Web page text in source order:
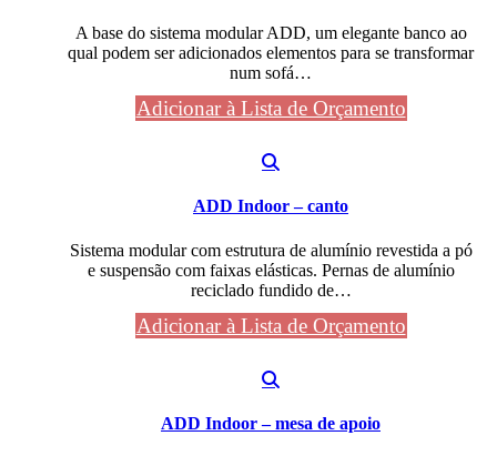
A base do sistema modular ADD, um elegante banco ao
qual podem ser adicionados elementos para se transformar
num sofá…
Adicionar à Lista de Orçamento
ADD Indoor – canto
Sistema modular com estrutura de alumínio revestida a pó
e suspensão com faixas elásticas. Pernas de alumínio
reciclado fundido de…
Adicionar à Lista de Orçamento
ADD Indoor – mesa de apoio